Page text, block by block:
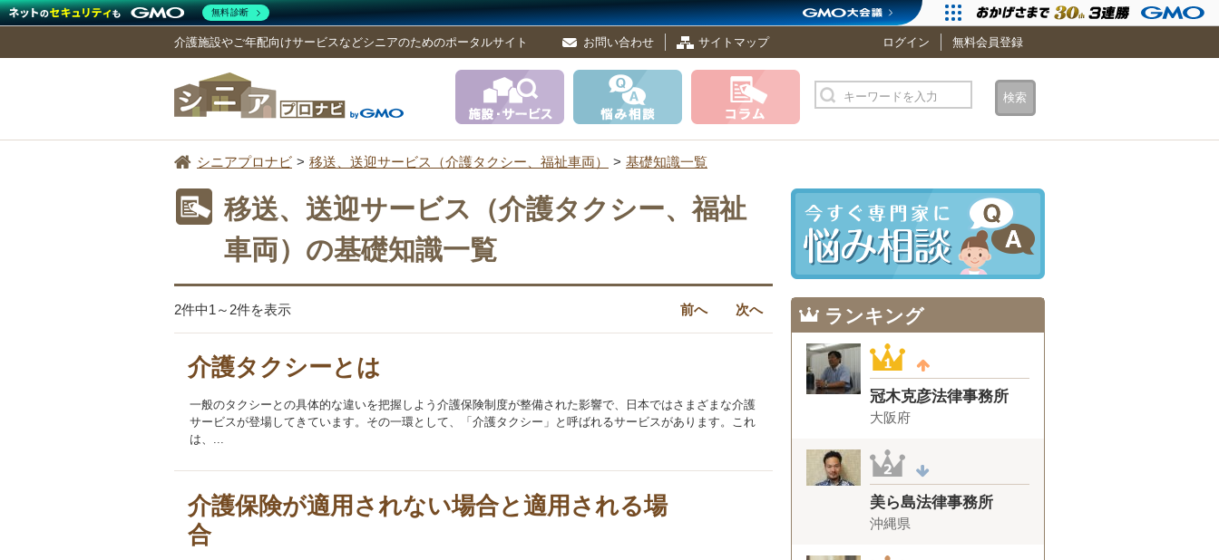
お問い合わせ サイトマップ ログイン 無料会員登録
介護施設やご年配向けサービスなどシニアのためのポータルサイト
キーワードを入力 検索
シニアプロナビ 移送、送迎サービス（介護タクシー、福祉車両） 基礎知識一覧
移送、送迎サービス（介護タクシー、福祉
車両）の基礎知識一覧
2件中1～2件を表示 前へ 次へ
介護タクシーとは
一般のタクシーとの具体的な違いを把握しよう介護保険制度が整備された影響で、日本ではさまざまな介護
サービスが登場してきています。その一環として、「介護タクシー」と呼ばれるサービスがあります。これ
は、...
介護保険が適用されない場合と適用される場
合
ランキング
冠木克彦法律事務所
大阪府
美ら島法律事務所
沖縄県
無料診断